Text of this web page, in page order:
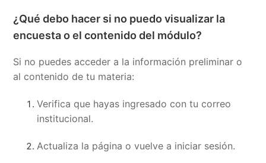
¿Qué debo hacer si no puedo visualizar la
encuesta o el contenido del módulo?
Si no puedes acceder a la información preliminar o
al contenido de tu materia:
Verifica que hayas ingresado con tu correo
institucional.
Actualiza la página o vuelve a iniciar sesión.